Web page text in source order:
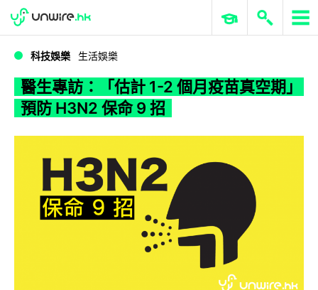
WWDC 2026 ERP 與商業 AI
科技娛樂 生活娛樂
醫生專訪：「估計 1-2 個月疫苗真空期」
預防 H3N2 保命 9 招